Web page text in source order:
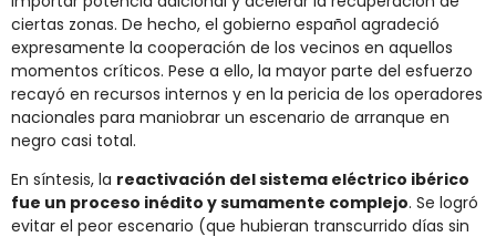
ciertas zonas. De hecho, el gobierno español agradeció
expresamente la cooperación de los vecinos en aquellos
momentos críticos. Pese a ello, la mayor parte del esfuerzo
recayó en recursos internos y en la pericia de los operadores
nacionales para maniobrar un escenario de arranque en
negro casi total.
En síntesis, la reactivación del sistema eléctrico ibérico
fue un proceso inédito y sumamente complejo. Se logró
evitar el peor escenario (que hubieran transcurrido días sin